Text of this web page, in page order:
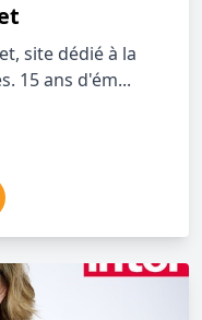
site dédié à la
15 ans d'ém...